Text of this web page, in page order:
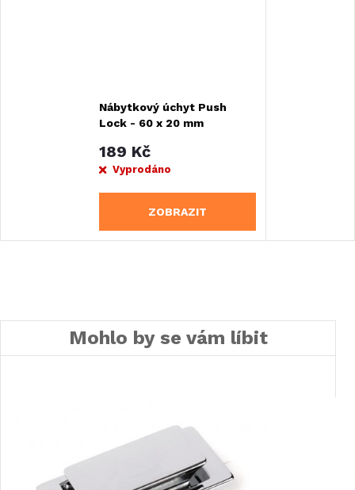
Nábytkový úchyt Push
Lock - 60 x 20 mm
189 Kč
Vyprodáno
ZOBRAZIT
Mohlo by se vám líbit